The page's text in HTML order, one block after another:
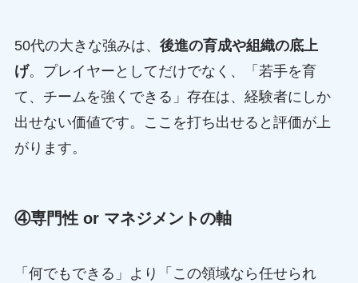
50代の大きな強みは、 後進の育成や組織の底上
げ。プレイヤーとしてだけでなく、「若手を育
て、チームを強くできる」存在は、経験者にしか
出せない価値です。ここを打ち出せると評価が上
がります。
④専門性 or マネジメントの軸
「何でもできる」より「この領域なら任せられ